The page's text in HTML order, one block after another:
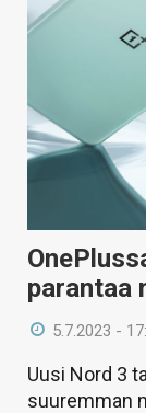
parantaa
5.7.2023 -
Uusi Nord 3
suuremman